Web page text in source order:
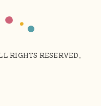
RIGHTS RESERVED.